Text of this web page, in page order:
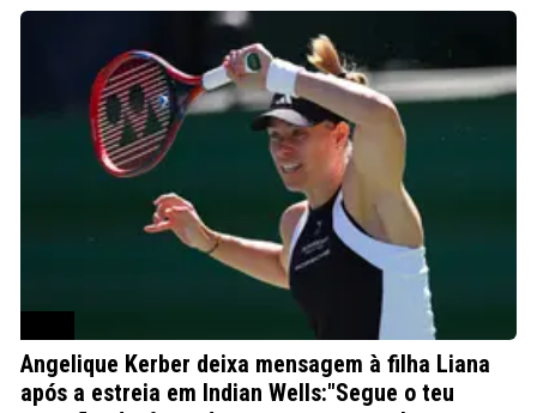
Angelique Kerber deixa mensagem à filha Liana
após a estreia em Indian Wells:"Segue o teu